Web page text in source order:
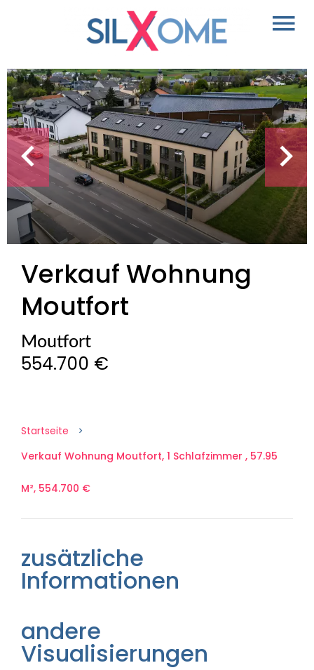
Verkauf Wohnung
Moutfort
Moutfort
554.700 €
Startseite
Verkauf Wohnung Moutfort, 1 Schlafzimmer , 57.95
M², 554.700 €
zusätzliche
Informationen
andere
Visualisierungen